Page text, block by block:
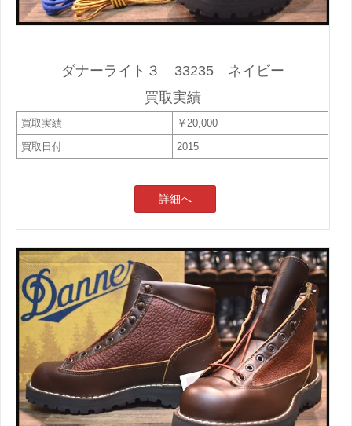
ダナーライト３ 33235 ネイビー
買取実績
買取実績
￥20,000
買取日付
2015
詳細へ